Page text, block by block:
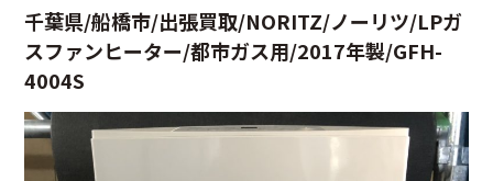
千葉県/船橋市/出張買取/NORITZ/ノーリツ/LPガ
スファンヒーター/都市ガス用/2017年製/GFH-
4004S